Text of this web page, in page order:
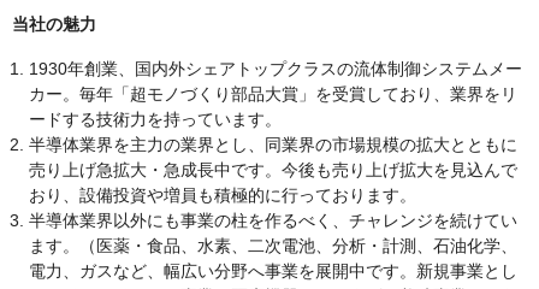
当社の魅力
1930年創業、国内外シェアトップクラスの流体制御システムメー
カー。毎年「超モノづくり部品大賞」を受賞しており、業界をリ
ードする技術力を持っています。
半導体業界を主力の業界とし、同業界の市場規模の拡大とともに
売り上げ急拡大・急成長中です。今後も売り上げ拡大を見込んで
おり、設備投資や増員も積極的に行っております。
半導体業界以外にも事業の柱を作るべく、チャレンジを続けてい
ます。（医薬・食品、水素、二次電池、分析・計測、石油化学、
電力、ガスなど、幅広い分野へ事業を展開中です。新規事業とし